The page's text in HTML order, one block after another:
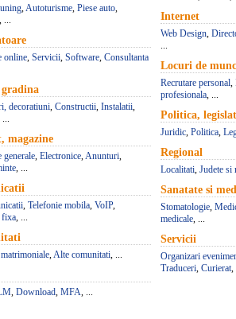
,Autoturisme, Piese auto,
, ...
online, Servicii, Software, Consultanta
gradina
decoratiuni, Constructii, Instalatii,
...
magazine
generale, Electronice,Anunturi,
, ...
, Telefonie mobila, VoIP,
fixa, ...
,Alte comunitati, ...
, Download, MFA, ...
Internet
Web Design,
...
Locuri de
Recrutare personal,
profesionala, ...
Politica,
Juridic, Politica,
Regional
Localitati, Judete si
Sanatate si
Stomatologie,
medicale, ...
Servicii
Organizari
Traduceri, Curierat,